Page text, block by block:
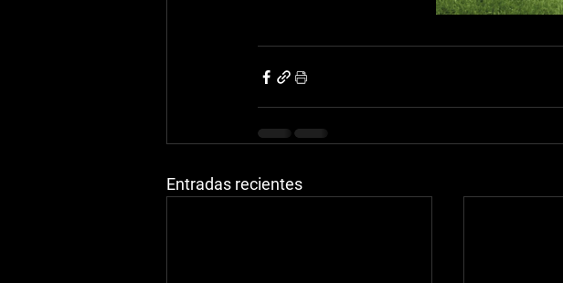
Entradas recientes